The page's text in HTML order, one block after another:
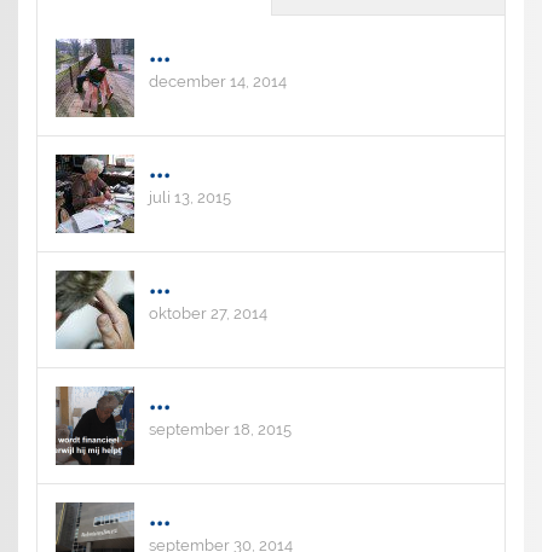
...
december 14, 2014
...
juli 13, 2015
...
oktober 27, 2014
...
september 18, 2015
...
september 30, 2014